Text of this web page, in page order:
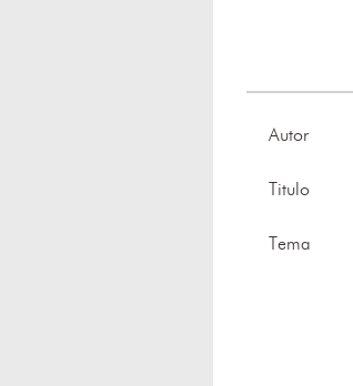
Autor
Titulo
Tema